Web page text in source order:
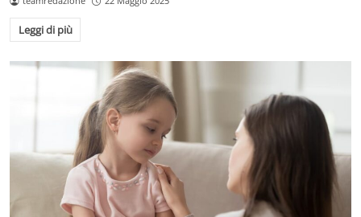
Leggi di più